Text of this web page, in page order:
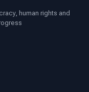
සැපයුම්කරුවන්
human rights and